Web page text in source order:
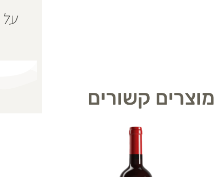
מוצרים קשורים